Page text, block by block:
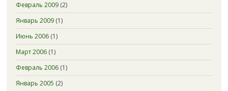
Февраль 2009(2)
Январь 2009(1)
Июнь 2006(1)
Март 2006(1)
Февраль 2006(1)
Январь 2005 (2)